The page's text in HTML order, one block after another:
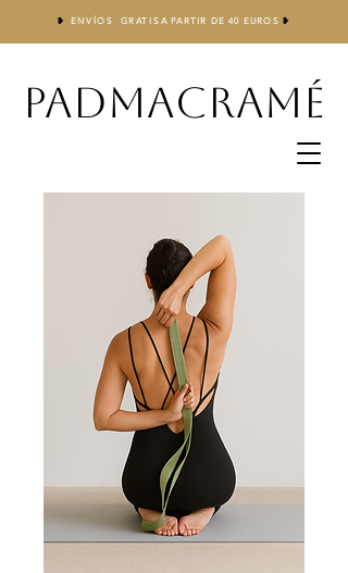
❥ ENVÍOS GRATIS A PARTIR DE 40 EUROS ❥
PADMACRAMÉ